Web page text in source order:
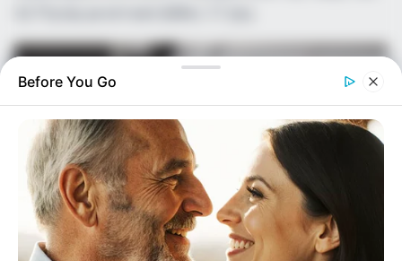
Before You Go